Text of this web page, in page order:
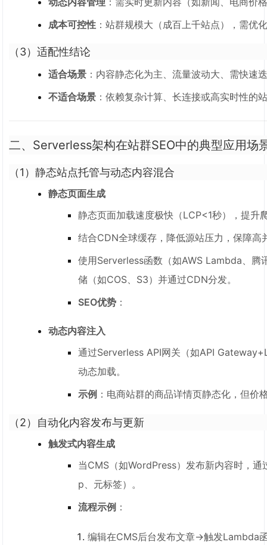
成本可控性 ：站群规模大（成百上千站点），需优
（3）适配性结论
适合场景 ：内容静态化为主、流量波动大、需快速
不适合场景 ：依赖复杂计算、长连接或高实时性的
二、Serverless架构在站群SEO中的典型应用场
（1）静态站点托管与动态内容混合
静态页面生成
静态页面加载速度极快（LCP<1秒），提升
结合CDN全球缓存，降低源站压力，保障高
使用Serverless函数（如AWS Lambda、腾
储（如COS、S3）并通过CDN分发。
SEO优势 ：
动态内容注入
通过Serverless API网关（如API
动态加载。
示例 ：电商站群的商品详情页静态化，但
（2） 自动化内容发布与更新
触发式内容生成
当CMS（如WordPress）发布新内容时，
p、元标签）。
流程示例 ：
编辑在CMS后台发布文章→触发Lambda